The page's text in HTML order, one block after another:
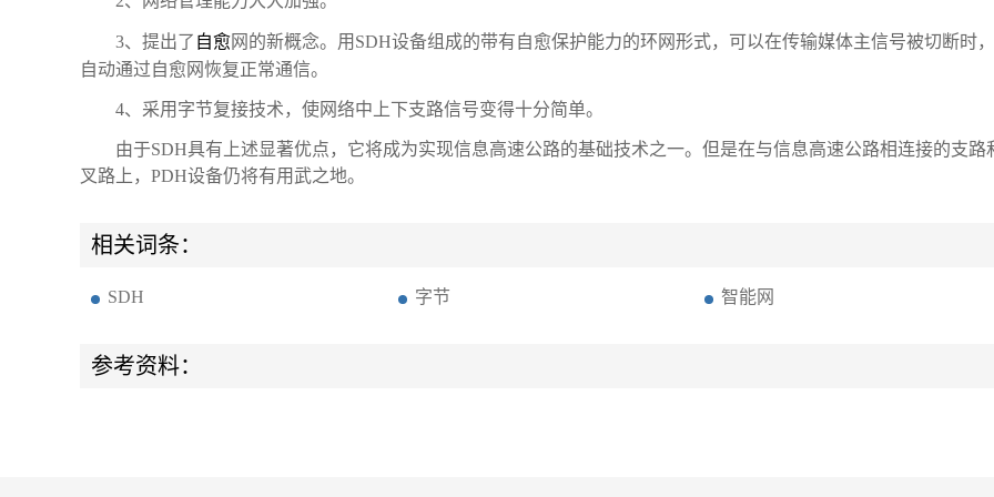
3、提出了 自愈网的新概念。用SDH设备组成的带有自愈保护能力的环网形式，可以在传输媒体主信号被切断时，
自动通过自愈网恢复正常通信。
4、采用字节复接技术，使网络中上下支路信号变得十分简单。
由于SDH具有上述显著优点，它将成为实现信息高速公路的基础技术之一。但是在与信息高速公路相连接的支路
叉路上，PDH设备仍将有用武之地。
相关词条：
SDH 字节 智能网
参考资料：